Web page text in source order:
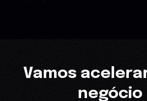
Vamos
negócio